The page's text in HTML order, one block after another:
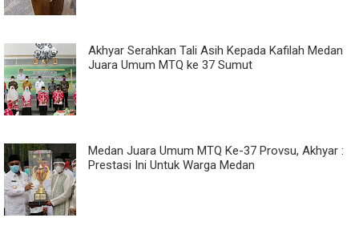
Akhyar Serahkan Tali Asih Kepada Kafilah Medan
Juara Umum MTQ ke 37 Sumut
Medan Juara Umum MTQ Ke-37 Provsu, Akhyar :
Prestasi Ini Untuk Warga Medan